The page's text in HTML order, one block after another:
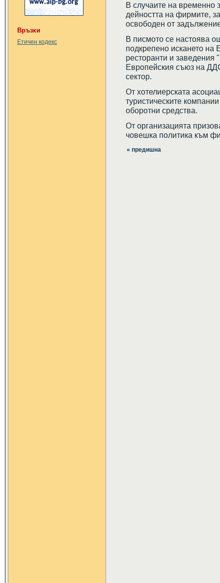
Връзки
Етичен кодекс
В случаите на временно
дейността на фирмите,
освободен от
В писмото се настоява
подкрепено искането на
ресторанти и заведения
Европейския съюз на
сектор.
От хотелиерската
туристическите
оборотни средства.
От организацията
човешка политика към
« предишна